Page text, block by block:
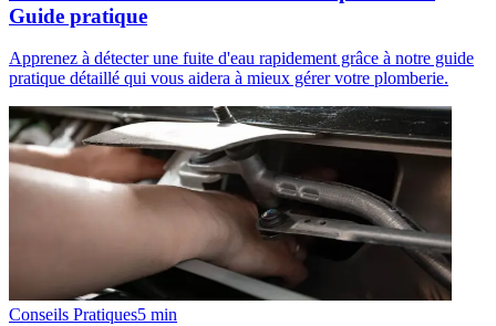
Guide pratique
Apprenez à détecter une fuite d'eau rapidement grâce à notre guide
pratique détaillé qui vous aidera à mieux gérer votre plomberie.
Conseils Pratiques5 min